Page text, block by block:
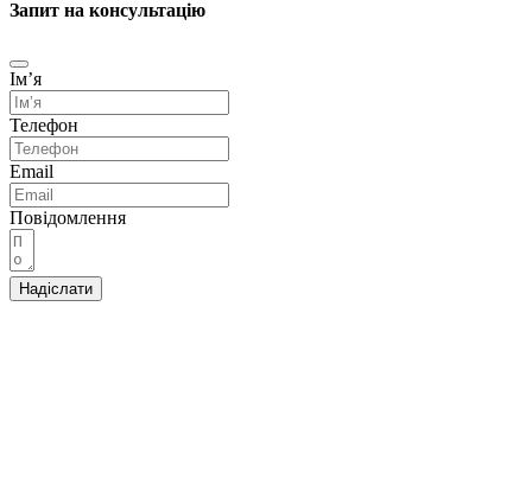
Запит на консультацію
Імʼя
Телефон
Email
Повідомлення
Надіслати